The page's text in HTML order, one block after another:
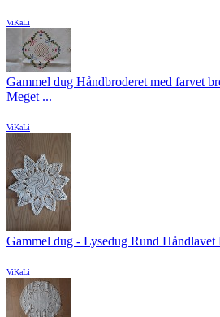
ViKaLi
Gammel dug Håndbroderet med farvet
Meget ...
ViKaLi
Gammel dug - Lysedug Rund Håndlavet
ViKaLi